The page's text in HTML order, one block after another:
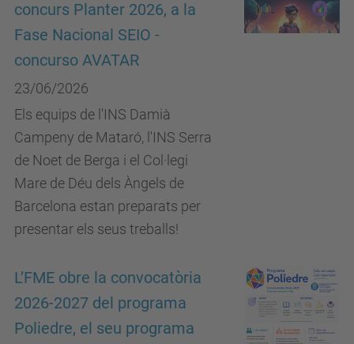
concurs Planter 2026, a la
Fase Nacional SEIO -
concurso AVATAR
23/06/2026
Els equips de l'INS Damià
Campeny de Mataró, l'INS Serra
de Noet de Berga i el Col·legi
Mare de Déu dels Àngels de
Barcelona estan preparats per
presentar els seus treballs!
L’FME obre la convocatòria
2026-2027 del programa
Poliedre, el seu programa